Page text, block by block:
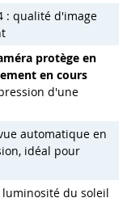
: qualité d'image
protège en
en cours
d'une
automatique en
idéal pour
luminosité du soleil